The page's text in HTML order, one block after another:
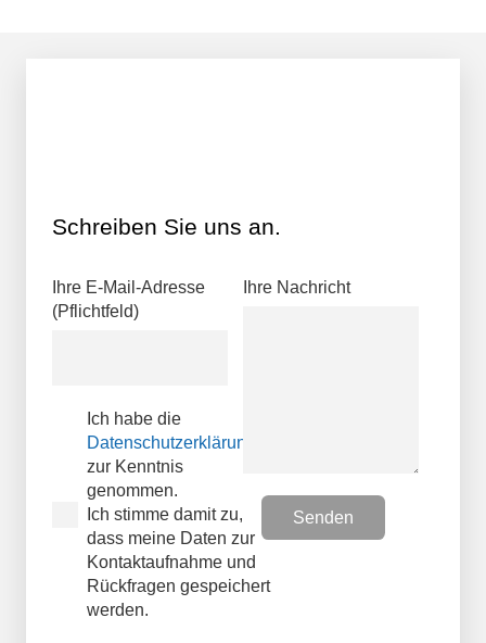
Schreiben Sie uns an.
Ihre E-Mail-Adresse
(Pflichtfeld)
Ich habe die
Datenschutzerklärungen
zur Kenntnis
genommen.
Ich stimme damit zu,
dass meine Daten zur
Kontaktaufnahme und
Rückfragen gespeichert
werden.
Ihre Nachricht